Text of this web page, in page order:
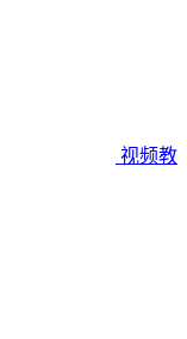
视频教